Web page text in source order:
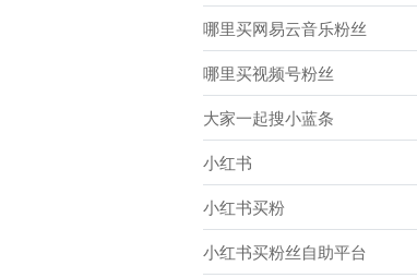
哪里买网易云音乐粉丝
哪里买视频号粉丝
大家一起搜小蓝条
小红书
小红书买粉
小红书买粉丝自助平台